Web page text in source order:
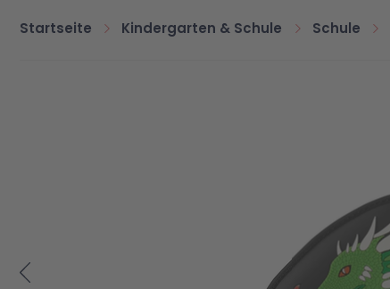
Startseite Kindergarten & Schule Schule